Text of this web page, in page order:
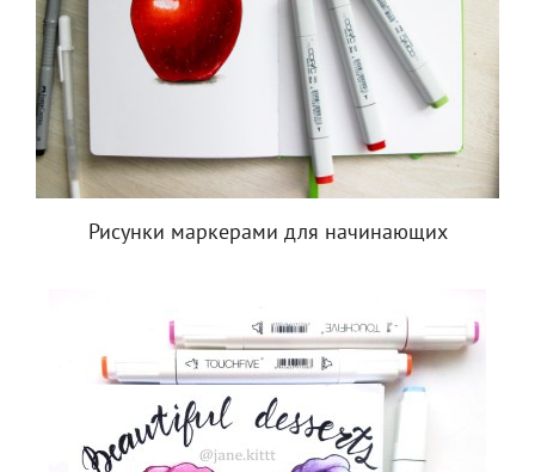
Рисунки маркерами для начинающих